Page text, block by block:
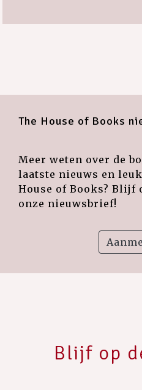
The House of Books
Meer weten over de
laatste nieuws en
House of Books? Blijf
onze nieuwsbrief!
Blijf op